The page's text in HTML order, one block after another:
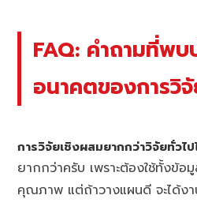
FAQ: คำถามที่พ
อนาคตของการวิ
การวิจัยเชิงผสมยากกว่าวิจัยทั่วไป
ยากกว่าครับ เพราะต้องใช้ทั้งข้อ
คุณภาพ แต่ถ้าวางแผนดี จะได้ง